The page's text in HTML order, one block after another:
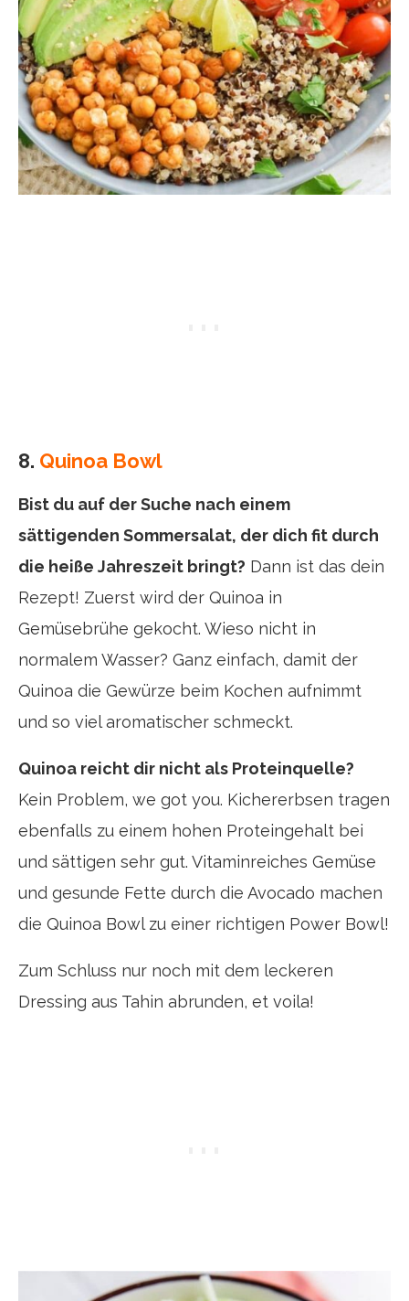
8. Quinoa Bowl
Bist du auf der Suche nach einem
sättigenden Sommersalat, der dich fit durch
die heiße Jahreszeit bringt? Dann ist das dein
Rezept! Zuerst wird der Quinoa in
Gemüsebrühe gekocht. Wieso nicht in
normalem Wasser? Ganz einfach, damit der
Quinoa die Gewürze beim Kochen aufnimmt
und so viel aromatischer schmeckt.
Quinoa reicht dir nicht als Proteinquelle?
Kein Problem, we got you. Kichererbsen tragen
ebenfalls zu einem hohen Proteingehalt bei
und sättigen sehr gut. Vitaminreiches Gemüse
und gesunde Fette durch die Avocado machen
die Quinoa Bowl zu einer richtigen Power Bowl!
Zum Schluss nur noch mit dem leckeren
Dressing aus Tahin abrunden, et voila!